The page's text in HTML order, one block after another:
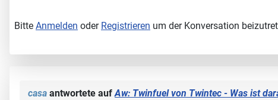
Bitte Anmelden oder Registrieren um der Konversation
casa antwortete aufAw: Twinfuel von Twintec - Was ist